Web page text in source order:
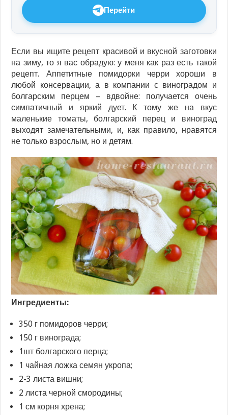
Перейти
Если вы ищите рецепт красивой и вкусной заготовки
на зиму, то я вас обрадую: у меня как раз есть такой
рецепт. Аппетитные помидорки черри хороши в
любой консервации, а в компании с виноградом и
болгарским перцем – вдвойне: получается очень
симпатичный и яркий дует. К тому же на вкус
маленькие томаты, болгарский перец и виноград
выходят замечательными, и, как правило, нравятся
не только взрослым, но и детям.
Ингредиенты:
350 г помидоров черри;
150 г винограда;
1шт болгарского перца;
1 чайная ложка семян укропа;
2-3 листа вишни;
2 листа черной смородины;
1 см корня хрена;